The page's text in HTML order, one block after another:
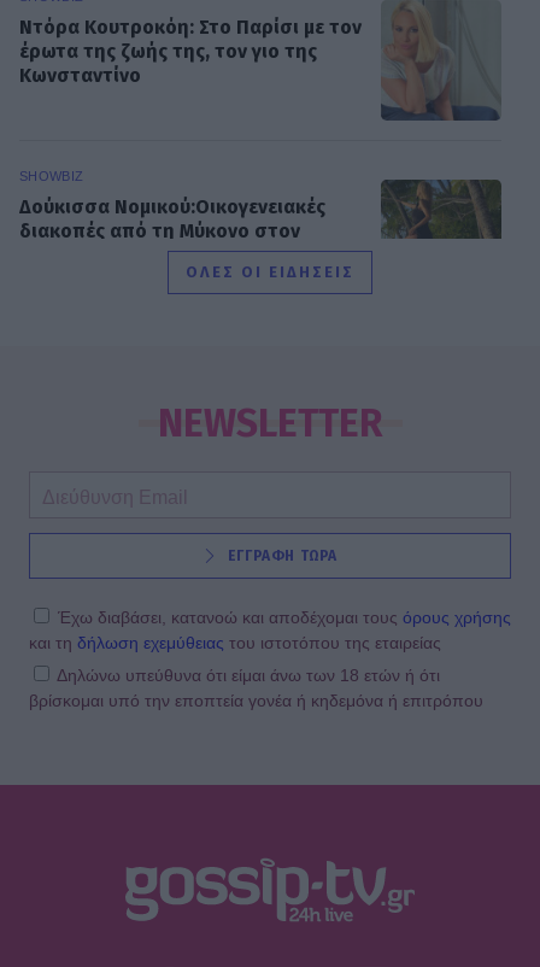
Ντόρα Κουτροκόη: Στο Παρίσι με τον
έρωτα της ζωής της, τον γιο της
Κωνσταντίνο
SHOWBIZ
Δούκισσα Νομικού:Οικογενειακές
διακοπές από τη Μύκονο στον
επίγειο παράδεισο της Γαλλικής
Παπαδόπουλος: Eπέλεξαν τη μακρινή
Αυστραλία για να περάσουν τις
SHOWBIZ
Στέφανος Κωνσταντινίδης: Έκανε
παιδιά του
SHOWBIZ
Κωνσταντίνος Αργυρός:
ΟΛΕΣ ΟΙ ΕΙΔΗΣΕΙΣ
NEWSLETTER
ΕΓΓΡΑΦΗ ΤΩΡΑ
Έχω διαβάσει, κατανοώ και αποδέχομαι τους όρους χρήσης
και τη δήλωση εχεμύθειας του ιστοτόπου της εταιρείας
Δηλώνω υπεύθυνα ότι είμαι άνω των 18 ετών ή ότι
βρίσκομαι υπό την εποπτεία γονέα ή κηδεμόνα ή επιτρόπου